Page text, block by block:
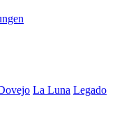
La Luna Legado